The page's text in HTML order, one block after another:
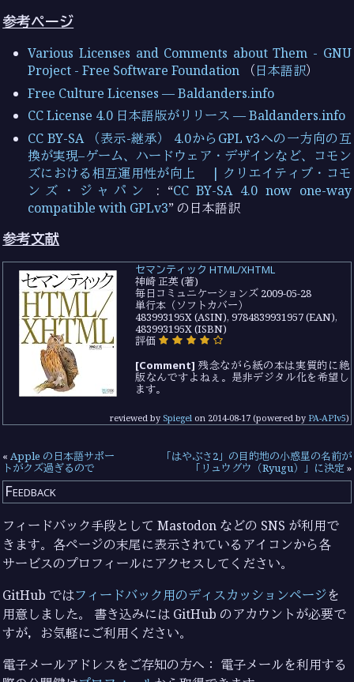
参考ページ
Various Licenses and Comments about Them - GNU
Project - Free Software Foundation （日本語訳）
Free Culture Licenses — Baldanders.info
CC License 4.0 日本語版がリリース — Baldanders.info
CC BY-SA （表示-継承） 4.0からGPL v3への一方向の互
換が実現–ゲーム、ハードウェア・デザインなど、コモン
ズにおける相互運用性が向上 | クリエイティブ・コモ
ンズ・ジャパン
: “CC BY-SA 4.0 now one-way
compatible with GPLv3” の日本語訳
参考文献
セマンティック HTML/XHTML
神崎 正英 (著)
毎日コミュニケーションズ 2009-05-28
単行本（ソフトカバー）
483993195X (ASIN), 9784839931957 (EAN),
483993195X (ISBN)
評価
[Comment] 残念ながら紙の本は実質的に絶
版なんですよねぇ。是非デジタル化を希望し
ます。
reviewed by Spiegel on 2014-08-17(powered by PA-APIv5)
« Apple の日本語サポー
トがクズ過ぎるので
「はやぶさ2」の目的地の小惑星の名前が
「リュウグウ（Ryugu）」に決定»
Feedback
フィードバック手段として Mastodon などの SNS が利用で
きます。各ページの末尾に表示されているアイコンから各
サービスのプロフィールにアクセスしてください。
GitHub ではフィードバック用のディスカッションページを
用意しました。 書き込みには GitHub のアカウントが必要で
すが，お気軽にご利用ください。
電子メールアドレスをご存知の方へ： 電子メールを利用する